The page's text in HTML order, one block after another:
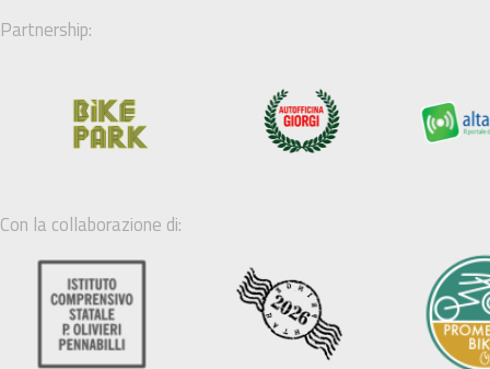
Partnership:
Con la collaborazione di: